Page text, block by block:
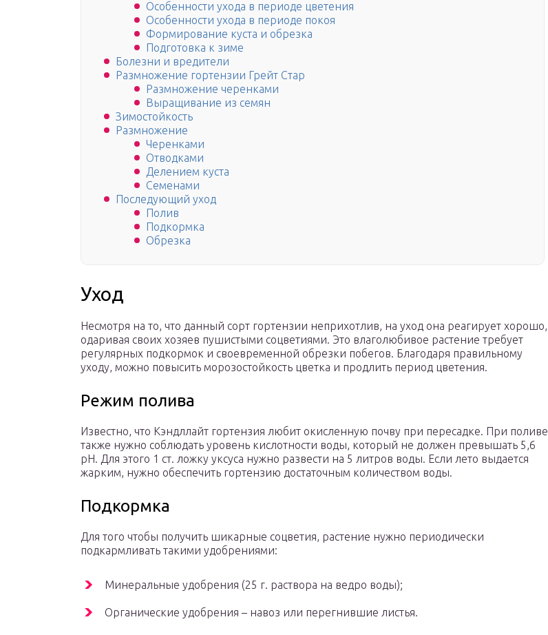
Особенности ухода в периоде цветения
Особенности ухода в периоде покоя
Формирование куста и обрезка
Подготовка к зиме
Болезни и вредители
Размножение гортензии Грейт Стар
Размножение черенками
Выращивание из семян
Зимостойкость
Размножение
Черенками
Отводками
Делением куста
Семенами
Последующий уход
Полив
Подкормка
Обрезка
Уход
Несмотря на то, что данный сорт гортензии неприхотлив, на уход она реагирует хорошо,
одаривая своих хозяев пушистыми соцветиями. Это влаголюбивое растение требует
регулярных подкормок и своевременной обрезки побегов. Благодаря правильному
уходу, можно повысить морозостойкость цветка и продлить период цветения.
Режим полива
Известно, что Кэндллайт гортензия любит окисленную почву при пересадке. При поливе
также нужно соблюдать уровень кислотности воды, который не должен превышать 5,6
рН. Для этого 1 ст. ложку уксуса нужно развести на 5 литров воды. Если лето выдается
жарким, нужно обеспечить гортензию достаточным количеством воды.
Подкормка
Для того чтобы получить шикарные соцветия, растение нужно периодически
подкармливать такими удобрениями:
Минеральные удобрения (25 г. раствора на ведро воды);
Органические удобрения – навоз или перегнившие листья.